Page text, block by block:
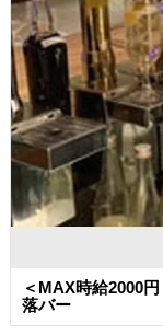
＜MAX時給2000
落バー